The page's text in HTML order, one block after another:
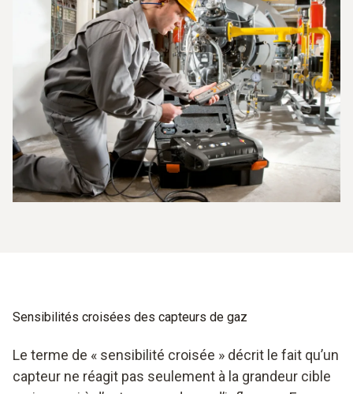
Sensibilités croisées des capteurs de gaz
Le terme de « sensibilité croisée » décrit le fait qu’un
capteur ne réagit pas seulement à la grandeur cible